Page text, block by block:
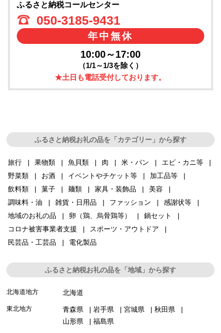
ふるさと納税コールセンター
050-3185-9431
年中無休
10:00～17:00
（1/1～1/3を除く）
★土日も電話受付しております。
ふるさと納税お礼の品を「カテゴリー」から探す
旅行 果物類 魚貝類 肉 米・パン
エビ・カニ等
野菜類
お酒 イベントやチケット等
加工品等
飲料類
菓子 麺類 家具・装飾品
美容
調味料・油
雑貨・日用品 ファッション
感謝状等
地域のお礼の品
卵（鶏、烏骨鶏等）
鍋セット
コロナ被害事業者支援
スポーツ・アウトドア
民芸品・工芸品
電化製品
ふるさと納税お礼の品を「地域」から探す
北海道地方 北海道
東北地方 青森県 岩手県 宮城県
秋田県
山形県
福島県